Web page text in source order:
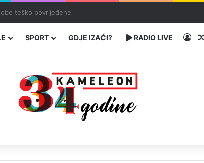
preko BiH i Balkana
SPORT GDJE IZAĆI? RADIO LIVE